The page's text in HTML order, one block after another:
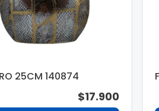
25CM 140874
$17.900